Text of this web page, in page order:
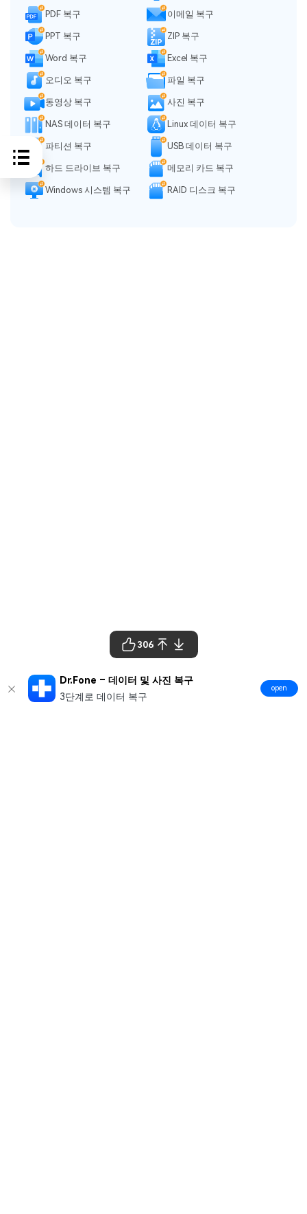
PDF 복구 이메일 복구
PPT 복구 ZIP 복구
Word 복구 Excel 복구
오디오 복구 파일 복구
동영상 복구 사진 복구
NAS 데이터 복구 Linux 데이터 복구
파티션 복구 USB 데이터 복구
하드 드라이브 복구 메모리 카드 복구
Windows 시스템 복구 RAID 디스크 복구
306
Dr.Fone – 데이터 및 사진 복구
3단계로 데이터 복구
open